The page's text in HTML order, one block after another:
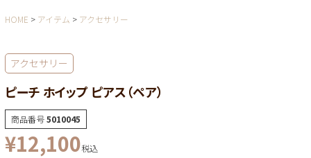
HOME アイテム アクセサリー
アクセサリー
ピーチ ホイップ ピアス（ペア）
商品番号5010045
¥12,100税込